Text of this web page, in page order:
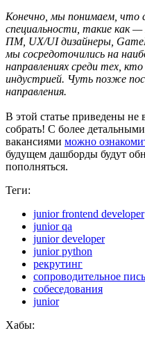
Конечно, мы понимаем, что
специальности, такие как
ПМ, UX/UI дизайнеры,
мы сосредоточились на
направлениях среди тех,
индустрией. Чуть позже
направления.
В этой статье приведены не
собрать! С более
вакансиями можно
будущем дашборды будут
пополняться.
Теги:
junior frontend developer
junior qa
junior developer
junior python
рекрутинг
сопроводительное
собеседования
junior
Хабы: